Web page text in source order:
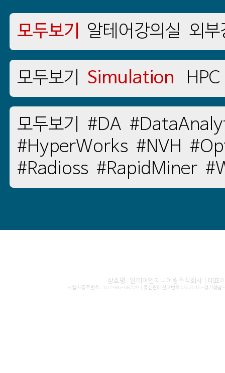
모두보기 알테어강의실 외부
모두보기 Simulation HPC
모두보기 #DA
#HyperWorks #NVH
#Radioss #RapidMiner
상호명 : 알테어엔지니어링주식회사 | 대표
사업자등록번호 : 107-86-08229 | 통신판매신고번호 : 제 2016-경기성